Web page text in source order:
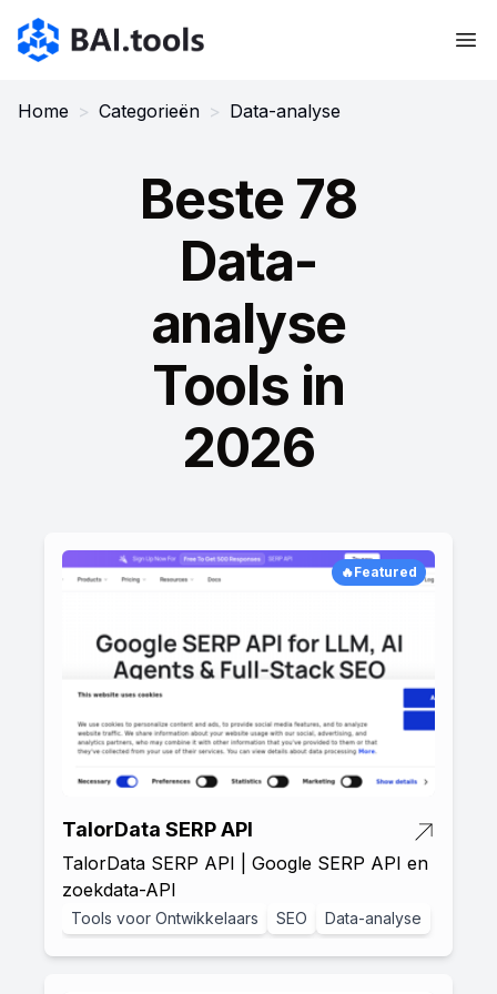
Bai.tools
Home > Categorieën > Data-analyse
Beste 78
Data-
analyse
Tools in
2026
🔥Featured
TalorData SERP API
TalorData SERP API | Google SERP API en
zoekdata-API
Tools voor Ontwikkelaars SEO Data-analyse